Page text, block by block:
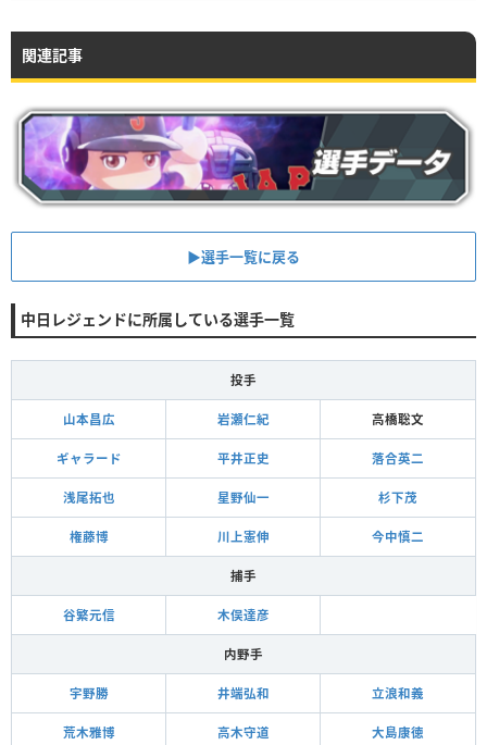
関連記事
▶︎選手一覧に戻る
中日レジェンドに所属している選手一覧
投手
山本昌広 岩瀬仁紀 高橋聡文
ギャラード 平井正史 落合英二
浅尾拓也 星野仙一 杉下茂
権藤博 川上憲伸 今中慎二
捕手
谷繁元信 木俣達彦
内野手
宇野勝 井端弘和 立浪和義
荒木雅博 高木守道 大島康徳